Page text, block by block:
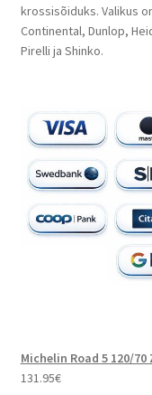
krossisõiduks. Valikus
Continental, Dunlop,
Pirelli ja Shinko.
Michelin Road 5 120/70
131.95€